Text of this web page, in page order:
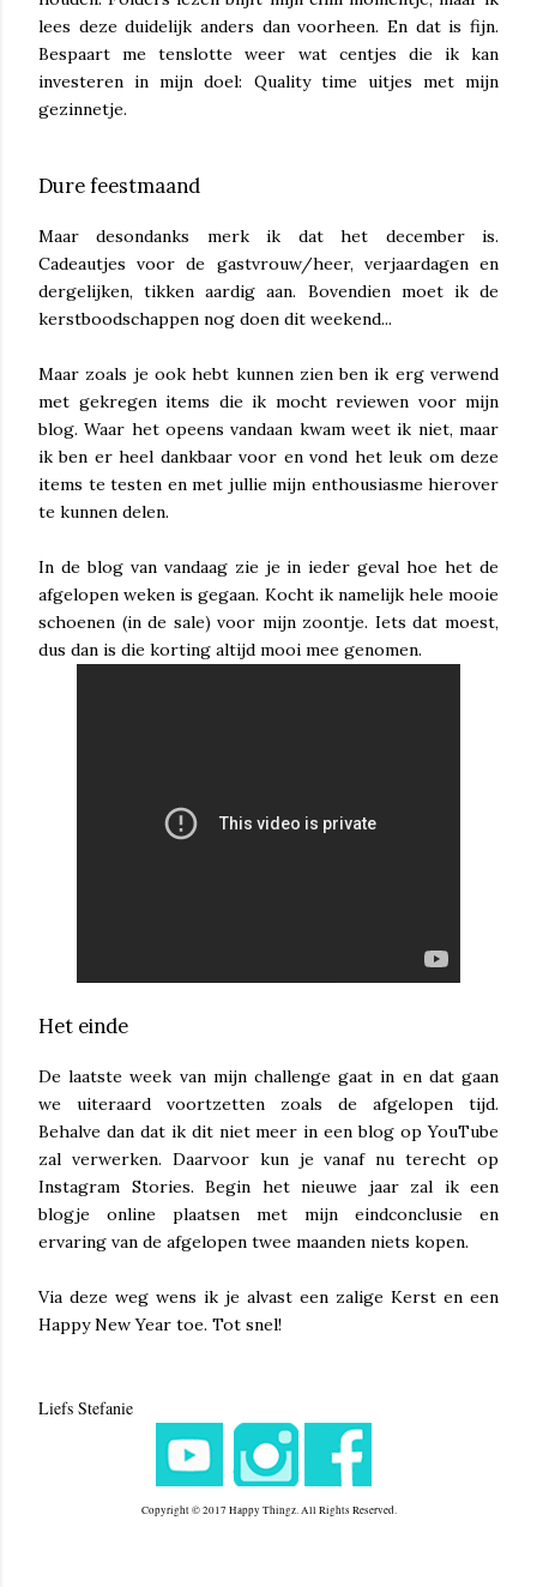
lees deze duidelijk anders dan voorheen. En dat is fijn.
Bespaart me tenslotte weer wat centjes die ik kan
investeren in mijn doel: Quality time uitjes met mijn
gezinnetje.
Dure feestmaand
Maar desondanks merk ik dat het december is.
Cadeautjes voor de gastvrouw/heer, verjaardagen en
dergelijken, tikken aardig aan. Bovendien moet ik de
kerstboodschappen nog doen dit weekend...
Maar zoals je ook hebt kunnen zien ben ik erg verwend
met gekregen items die ik mocht reviewen voor mijn
blog. Waar het opeens vandaan kwam weet ik niet, maar
ik ben er heel dankbaar voor en vond het leuk om deze
items te testen en met jullie mijn enthousiasme hierover
te kunnen delen.
In de blog van vandaag zie je in ieder geval hoe het de
afgelopen weken is gegaan. Kocht ik namelijk hele mooie
schoenen (in de sale) voor mijn zoontje. Iets dat moest,
dus dan is die korting altijd mooi mee genomen.
Het einde
De laatste week van mijn challenge gaat in en dat gaan
we uiteraard voortzetten zoals de afgelopen tijd.
Behalve dan dat ik dit niet meer in een blog op YouTube
zal verwerken. Daarvoor kun je vanaf nu terecht op
Instagram Stories. Begin het nieuwe jaar zal ik een
blogje online plaatsen met mijn eindconclusie en
ervaring van de afgelopen twee maanden niets kopen.
Via deze weg wens ik je alvast een zalige Kerst en een
Happy New Year toe. Tot snel!
Liefs Stefanie
Copyright © 2017 Happy Thingz. All Rights Reserved.